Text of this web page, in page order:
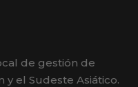
de gestión de
y el Sudeste Asiático.